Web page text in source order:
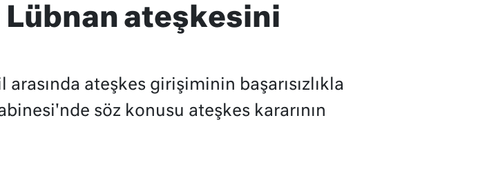
Lübnan ateşkesini
ateşkes girişiminin başarısızlıkla
söz konusu ateşkes kararının